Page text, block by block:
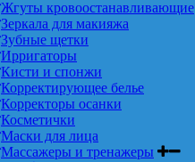
Жгуты кровоостанавливающие
Зеркала для макияжа
Зубные щетки
Ирригаторы
Кисти и спонжи
Корректирующее белье
Корректоры осанки
Косметички
Маски для лица
Массажеры и тренажеры